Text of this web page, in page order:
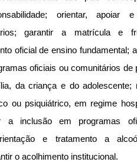
orientar, apoiar
garantir a matrícula e
oficial de ensino fundamental;
oficiais ou comunitários de
da criança e do adolescente;
ou psiquiátrico, em regime
a inclusão em programas
e tratamento a
o acolhimento institucional.